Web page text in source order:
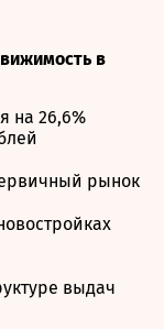
в
на 26,6%
рынок
выдач